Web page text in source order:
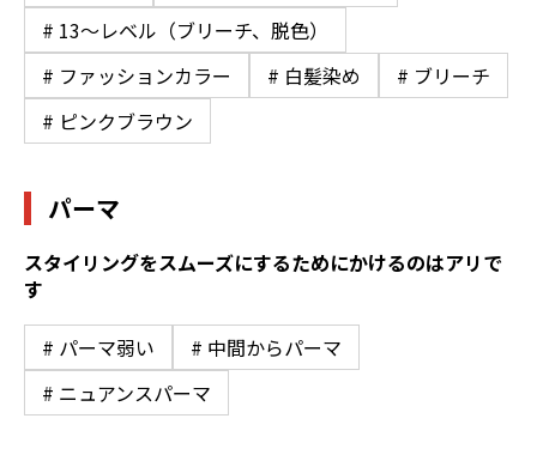
# 13〜レベル（ブリーチ、脱色）
# ファッションカラー
# 白髪染め
# ブリーチ
# ピンクブラウン
パーマ
スタイリングをスムーズにするためにかけるのはアリで
す
# パーマ弱い
# 中間からパーマ
# ニュアンスパーマ